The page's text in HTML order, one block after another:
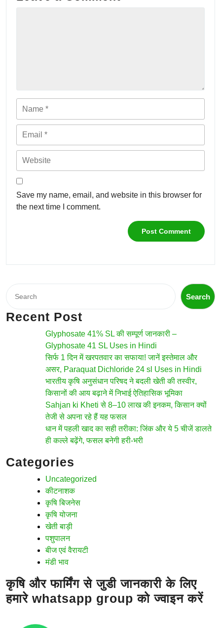
Email
Website
Save my name, email, and website in this browser for
the next time I comment.
Search
Search
Recent Post
Glyphosate 41% SL की सम्पूर्ण जानकारी –
Glyphosate 41 SL Uses in Hindi
सिर्फ 1 दिन में खरपतवार का सफाया! जानें इस्तेमाल और
असर, Paraquat Dichloride 24 sl Uses in Hindi
भारतीय कृषि अनुसंधान परिषद ने बदली खेती की तस्वीर,
किसानों की आय बढ़ाने में निभाई ऐतिहासिक भूमिका
Sahjan ki Kheti से 8–10 लाख की इनकम, किसान क्यों
तेजी से अपना रहे हैं यह फसल
धान में पहली खाद का सही तरीका: जिंक और ये 5 चीजें डालते
ही कल्ले बढ़ेंगे, फसल बनेगी हरी-भरी
Categories
Uncategorized
कीटनाशक
कृषि बिजनेस
कृषि योजना
खेती बाड़ी
पशुपालन
बीज एवं वैरायटी
मंडी भाव
कृषि और फार्मिंग से जुडी जानकारी के लिए
हमारे whatsapp group को ज्वाइन करें